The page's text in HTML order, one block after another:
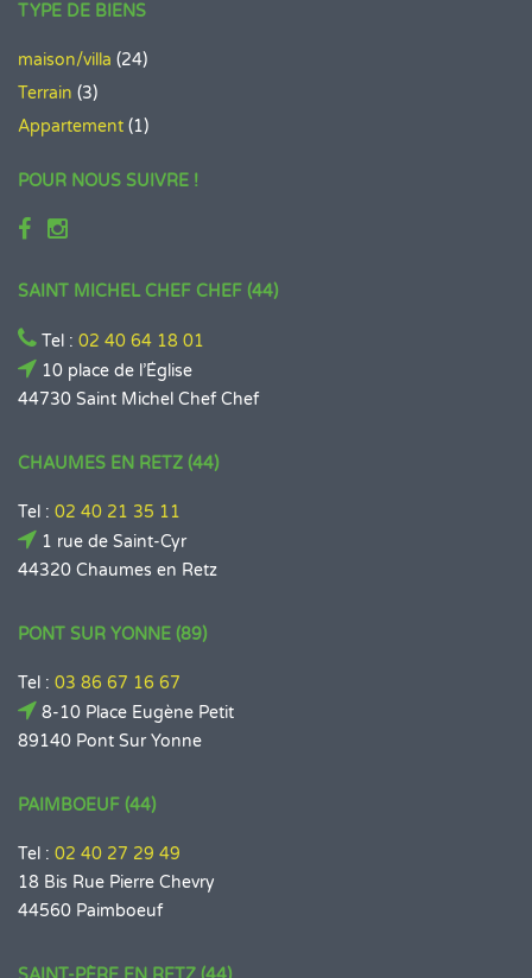
TYPE DE BIENS
maison/villa (24)
Terrain (3)
Appartement (1)
POUR NOUS SUIVRE !
SAINT MICHEL CHEF CHEF (44)
Tel : 02 40 64 18 01
10 place de l’Église
44730 Saint Michel Chef Chef
CHAUMES EN RETZ (44)
Tel : 02 40 21 35 11
1 rue de Saint-Cyr
44320 Chaumes en Retz
PONT SUR YONNE (89)
Tel : 03 86 67 16 67
8-10 Place Eugène Petit
89140 Pont Sur Yonne
PAIMBOEUF (44)
Tel : 02 40 27 29 49
18 Bis Rue Pierre Chevry
44560 Paimboeuf